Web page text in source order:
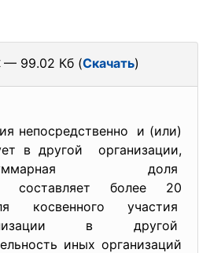
— 99.02 Кб (Скачать)
непосредственно и (или)
в другой организации,
доля
составляет более 20
косвенного участия
в другой
иных организаций